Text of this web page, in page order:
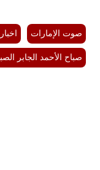
صوت الإمارات
صباح الأحمد الجابر